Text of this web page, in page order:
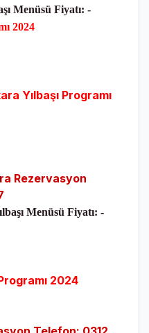
Menüsü Fiyatı: -
2024
Yılbaşı Programı
Rezervasyon
Menüsü Fiyatı: -
2024